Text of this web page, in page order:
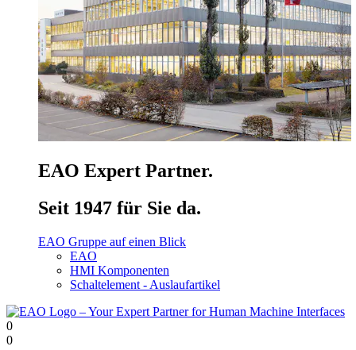
EAO Expert Partner.
Seit 1947 für Sie da.
EAO Gruppe auf einen Blick
EAO
HMI Komponenten
Schaltelement - Auslaufartikel
0
0